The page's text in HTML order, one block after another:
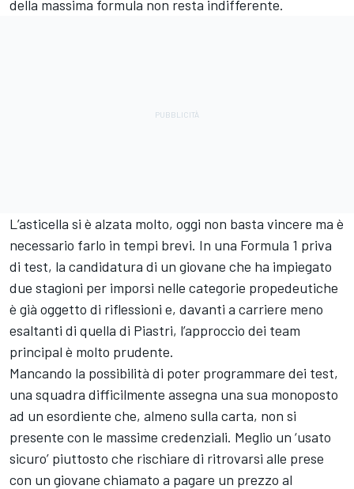
della massima formula non resta indifferente.
L’asticella si è alzata molto, oggi non basta vincere ma è
necessario farlo in tempi brevi. In una Formula 1 priva
di test, la candidatura di un giovane che ha impiegato
due stagioni per imporsi nelle categorie propedeutiche
è già oggetto di riflessioni e, davanti a carriere meno
esaltanti di quella di Piastri, l’approccio dei team
principal è molto prudente.
Mancando la possibilità di poter programmare dei test,
una squadra difficilmente assegna una sua monoposto
ad un esordiente che, almeno sulla carta, non si
presente con le massime credenziali. Meglio un ‘usato
sicuro’ piuttosto che rischiare di ritrovarsi alle prese
con un giovane chiamato a pagare un prezzo al